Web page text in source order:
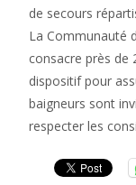
de secours
La Communauté
consacre près de
dispositif pour
baigneurs sont
respecter les